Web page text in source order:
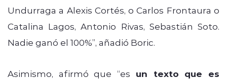
Undurraga a Alexis Cortés, o Carlos Frontaura o
Catalina Lagos, Antonio Rivas, Sebastián Soto.
Nadie ganó el 100%”, añadió Boric.
Asimismo, afirmó que “es un texto que es